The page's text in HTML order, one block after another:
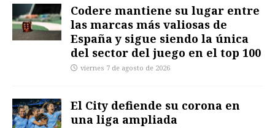
Codere mantiene su lugar entre
las marcas más valiosas de
España y sigue siendo la única
del sector del juego en el top 100
viernes 7 de agosto de 2026
El City defiende su corona en
una liga ampliada